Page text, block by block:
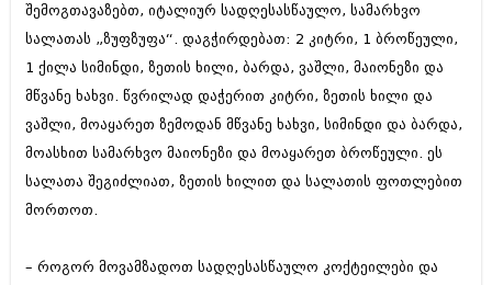
მაისი 2011 (415)
აპრილი 2011 (294)
მარტი 2011 (654)
თებერვალი 2011 (329)
იანვარი 2011 (647)
(157)
დეკემბერი 2010 (881)
ნოემბერი 2010 (422)
სექტემბერი 2010 (449)
ივლისი 2010 (556)
შემოგთავაზებთ, იტალიურ სადღესასწაულო, სამარხვო
სალათას „ზუფზუფა“. დაგჭირდებათ: 2 კიტრი, 1 ბროწეული,
1 ქილა სიმინდი, ზეთის ხილი, ბარდა, ვაშლი, მაიონეზი და
მწვანე ხახვი. წვრილად დაჭერით კიტრი, ზეთის ხილი და
ვაშლი, მოაყარეთ ზემოდან მწვანე ხახვი, სიმინდი და ბარდა,
მოასხით სამარხვო მაიონეზი და მოაყარეთ ბროწეული. ეს
სალათა შეგიძლიათ, ზეთის ხილით და სალათის ფოთლებით
მორთოთ.
– როგორ მოვამზადოთ სადღესასწაულო კოქტეილები და